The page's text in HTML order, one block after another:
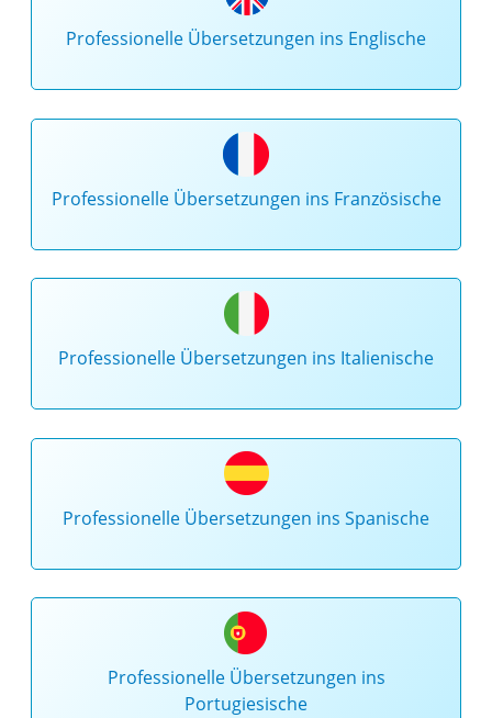
Professionelle Übersetzungen ins Englische
Professionelle Übersetzungen ins Französische
Professionelle Übersetzungen ins Italienische
Professionelle Übersetzungen ins Spanische
Professionelle Übersetzungen ins
Portugiesische